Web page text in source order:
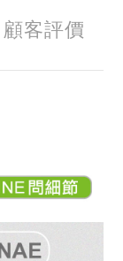
顧客評價